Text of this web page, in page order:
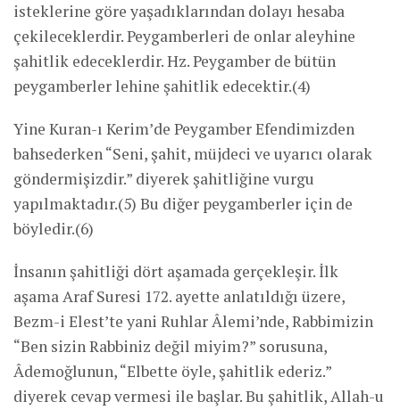
isteklerine göre yaşadıklarından dolayı hesaba
çekileceklerdir. Peygamberleri de onlar aleyhine
şahitlik edeceklerdir. Hz. Peygamber de bütün
peygamberler lehine şahitlik edecektir.(4)
Yine Kuran-ı Kerim’de Peygamber Efendimizden
bahsederken “Seni, şahit, müjdeci ve uyarıcı olarak
göndermişizdir.” diyerek şahitliğine vurgu
yapılmaktadır.(5) Bu diğer peygamberler için de
böyledir.(6)
İnsanın şahitliği dört aşamada gerçekleşir. İlk
aşama Araf Suresi 172. ayette anlatıldığı üzere,
Bezm-i Elest’te yani Ruhlar Âlemi’nde, Rabbimizin
“Ben sizin Rabbiniz değil miyim?” sorusuna,
Âdemoğlunun, “Elbette öyle, şahitlik ederiz.”
diyerek cevap vermesi ile başlar. Bu şahitlik, Allah-u